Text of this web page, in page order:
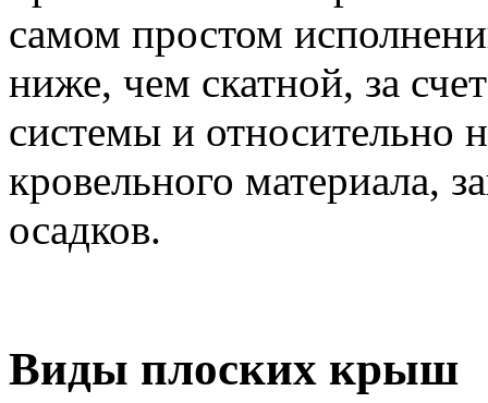
самом простом
ниже, чем скатной, за
системы и относительно
кровельного
осадков.
Виды плоских крыш